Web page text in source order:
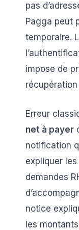
pas
Pagga peut
temporaire.
impose de
Erreur
net à payer
notification
expliquer
demandes
notice
les